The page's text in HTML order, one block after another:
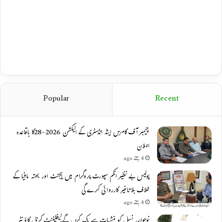
Recent
Popular
چیمبر آف کامرس اینڈ انڈسٹری کے الیکشن 2026-28کا باقاعدہ
اعلان
4 ہفتے ago
پولیس بے نظیر انکم سپورٹ پروگرام میں ایجنٹ اور بھتہ مافیا کے
خلاف بلاتاخیر کارروائی کرے گی
4 ہفتے ago